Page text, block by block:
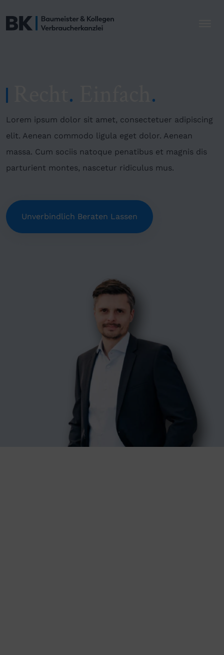
. .
Lorem ipsum dolor sit amet, consectetuer adipiscing
elit. Aenean commodo ligula eget dolor. Aenean
massa. Cum sociis natoque penatibus et magnis dis
parturient montes, nascetur ridiculus mus.
Unverbindlich Beraten Lassen